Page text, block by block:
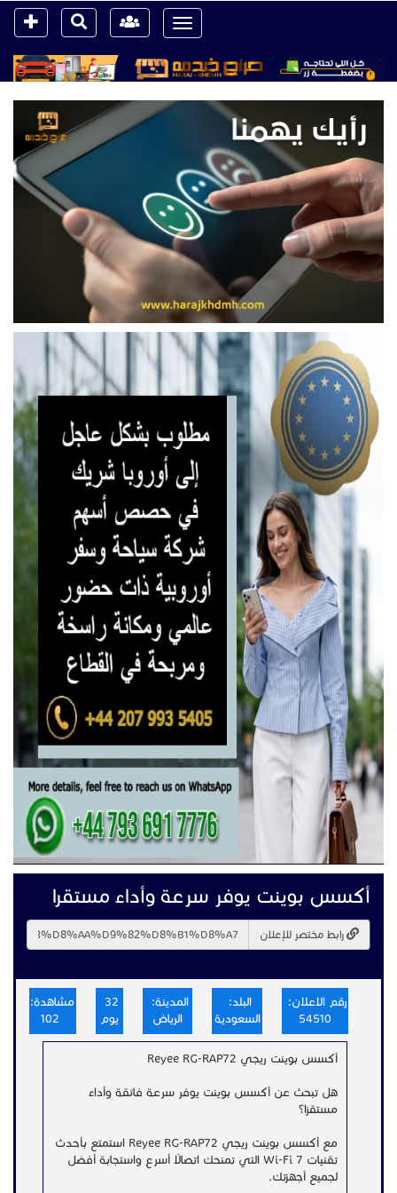
Toggle
navigation
أكسس بوينت يوفر سرعة وأداء مستقرا
رابط مختصر للإعلان
رقم الاعلان:
54510
البلد:
السعودية
المدينة:
الرياض
32
يوم
مشاهدة:
أكسس بوينت ريجي Reyee RG-RAP72
هل تبحث عن أكسس بوينت يوفر سرعة فائقة وأداءً
مستقرًا؟
مع أكسس بوينت ريجي Reyee RG-RAP72 استمتع بأحدث
تقنيات Wi-Fi 7 التي تمنحك اتصالًا أسرع واستجابة أفضل
لجميع أجهزتك.